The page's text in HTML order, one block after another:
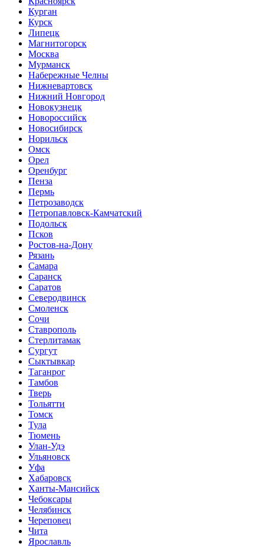
Курган
Курск
Липецк
Магнитогорск
Москва
Мурманск
Набережные Челны
Нижневартовск
Нижний Новгород
Новокузнецк
Новороссийск
Новосибирск
Норильск
Омск
Орел
Оренбург
Пенза
Пермь
Петрозаводск
Петропавловск-Камчатский
Подольск
Псков
Ростов-на-Дону
Рязань
Самара
Саранск
Саратов
Северодвинск
Смоленск
Сочи
Ставрополь
Стерлитамак
Сургут
Сыктывкар
Таганрог
Тамбов
Тверь
Тольятти
Томск
Тула
Тюмень
Улан-Удэ
Ульяновск
Уфа
Хабаровск
Ханты-Мансийск
Чебоксары
Челябинск
Череповец
Чита
Ярославль